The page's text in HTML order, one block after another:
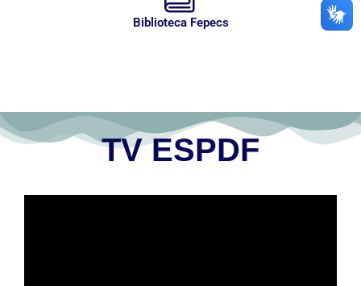
Biblioteca Fepecs
TV ESPDF